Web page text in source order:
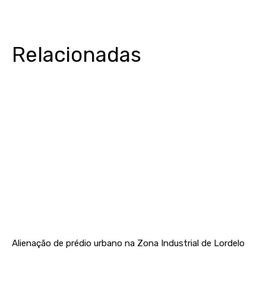
Relacionadas
Alienação de prédio urbano na Zona Industrial de Lordelo